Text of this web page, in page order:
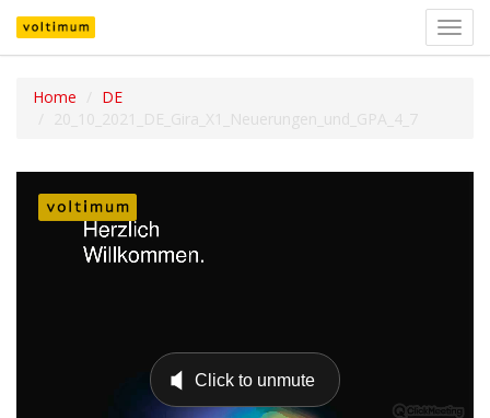
Home
DE
20_10_2021_DE_Gira_X1_Neuerungen_und_GPA_4_7